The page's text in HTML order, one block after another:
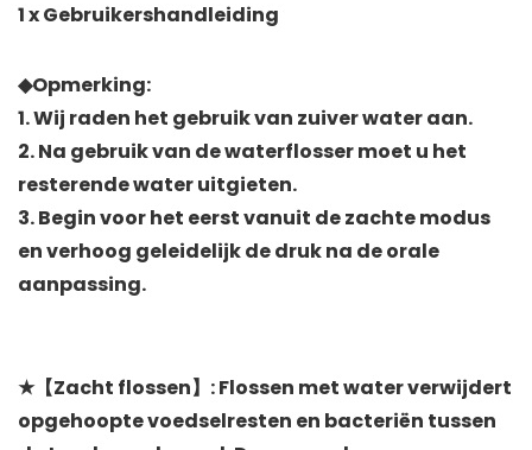
1 x Gebruikershandleiding
◆Opmerking:
1. Wij raden het gebruik van zuiver water aan.
2. Na gebruik van de waterflosser moet u het
resterende water uitgieten.
3. Begin voor het eerst vanuit de zachte modus
en verhoog geleidelijk de druk na de orale
aanpassing.
★【Zacht flossen】: Flossen met water verwijdert
opgehoopte voedselresten en bacteriën tussen